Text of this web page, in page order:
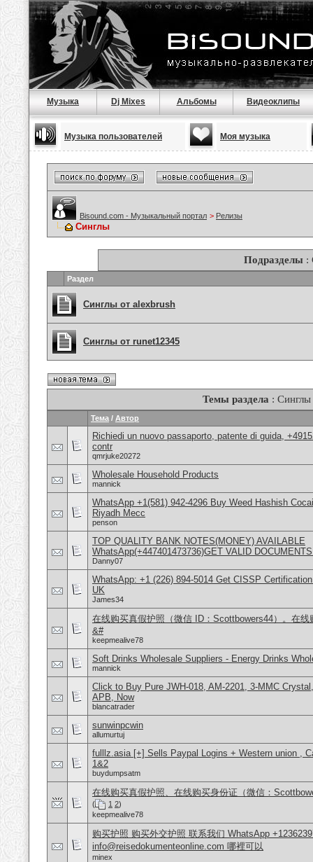
Музыка Dj Mixes Альбомы Видеоклипы
Музыка пользователей Моя музыка
Bisound.com - Музыкальный портал > Релизы
Синглы
Подразделы :
Раздел
Синглы от alexbrush
Синглы от runet12345
Темы раздела : Синглы
Тема / Автор
Richiedi un nuovo passaporto, patente di guida,
contr
qmrjuke20272
Wholesale Household Products
mannick
WhatsApp +1(581) 942-4296 Buy Weed Hashish
Riyadh Mecc
penson
TOP QUALITY BANK NOTES(MONEY) AVAILABLE
WhatsApp(+447401473736)GET VALID
Danny07
WhatsApp: +1 (226) 894-5014​ Get CISSP
UK
James34
在线购买真假护照（微信 ID：Scottbowers44）。在
&#
keepmealive78
Soft Drinks Wholesale Suppliers - Energy Drinks
mannick
Click to Buy Pure JWH-018, AM-2201, 3-MMC
APB, Now
blancatrader
sunwinpcwin
allumurtuj
fulllz.asia [+] Sells Paypal Logins + Western union ,
1&2
buydumpsatm
在线购买真假护照、在线购买身份证（微信：
( 1 2)
keepmealive78
购买护照 购买外交护照 联系我们 WhatsApp
info@reisedokumenteonline.com 哪裡可以
minex